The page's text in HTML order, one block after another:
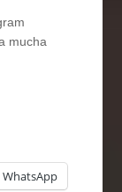
mucha
WhatsApp